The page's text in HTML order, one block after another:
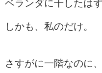
ベランダに干したは
しかも、私のだけ。
さすがに一階なのに